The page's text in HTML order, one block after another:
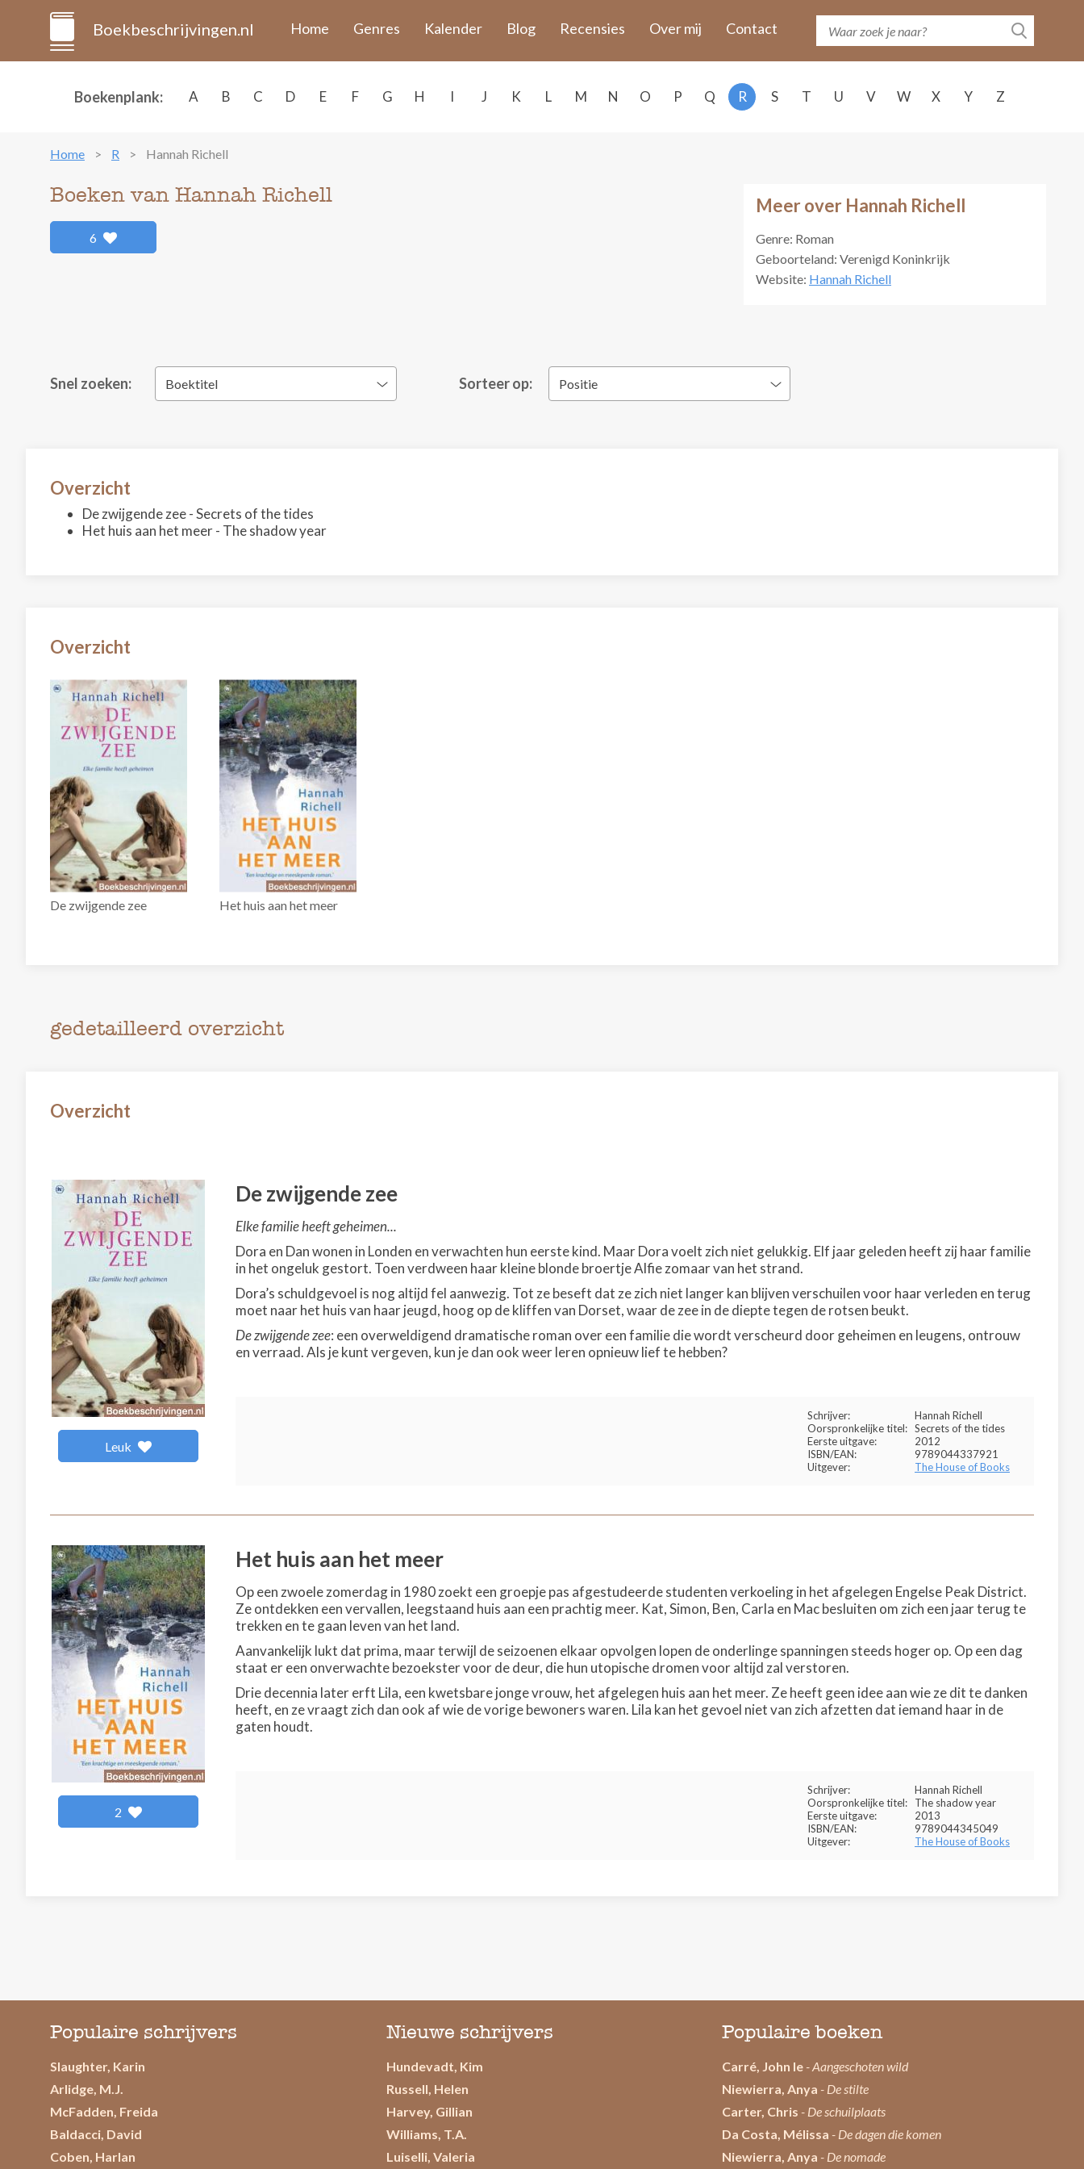
Boekbeschrijvingen.nl Home Genres Kalender Blog Recensies Over mij Contact
Boekenplank: A B C D E F G H I J K L M N O P Q R S T U V W X Y Z
Home R Hannah Richell
Meer over Hannah Richell
Genre: Roman
Geboorteland: Verenigd Koninkrijk
Website: Hannah Richell
Boeken van Hannah Richell
6
Snel zoeken: Boektitel Sorteer op: Positie
Overzicht
De zwijgende zee - Secrets of the tides
Het huis aan het meer - The shadow year
Overzicht
De zwijgende zee Het huis aan het meer
gedetailleerd overzicht
Overzicht
Leuk
De zwijgende zee
Elke familie heeft geheimen...
Dora en Dan wonen in Londen en verwachten hun eerste kind. Maar Dora voelt zich niet gelukkig. Elf jaar geleden heeft zij haar familie
in het ongeluk gestort. Toen verdween haar kleine blonde broertje Alfie zomaar van het strand.
Dora’s schuldgevoel is nog altijd fel aanwezig. Tot ze beseft dat ze zich niet langer kan blijven verschuilen voor haar verleden en terug
moet naar het huis van haar jeugd, hoog op de kliffen van Dorset, waar de zee in de diepte tegen de rotsen beukt.
De zwijgende zee: een overweldigend dramatische roman over een familie die wordt verscheurd door geheimen en leugens, ontrouw
en verraad. Als je kunt vergeven, kun je dan ook weer leren opnieuw lief te hebben?
Schrijver:
Hannah Richell
Oorspronkelijke titel: Secrets of the tides
Eerste uitgave:
2012
ISBN/EAN:
9789044337921
Uitgever:
The House of Books
2
Het huis aan het meer
Op een zwoele zomerdag in 1980 zoekt een groepje pas afgestudeerde studenten verkoeling in het afgelegen Engelse Peak District.
Ze ontdekken een vervallen, leegstaand huis aan een prachtig meer. Kat, Simon, Ben, Carla en Mac besluiten om zich een jaar terug te
trekken en te gaan leven van het land.
Aanvankelijk lukt dat prima, maar terwijl de seizoenen elkaar opvolgen lopen de onderlinge spanningen steeds hoger op. Op een dag
staat er een onverwachte bezoekster voor de deur, die hun utopische dromen voor altijd zal verstoren.
Drie decennia later erft Lila, een kwetsbare jonge vrouw, het afgelegen huis aan het meer. Ze heeft geen idee aan wie ze dit te danken
heeft, en ze vraagt zich dan ook af wie de vorige bewoners waren. Lila kan het gevoel niet van zich afzetten dat iemand haar in de
gaten houdt.
Schrijver:
Hannah Richell
Oorspronkelijke titel:
The shadow year
Eerste uitgave:
2013
ISBN/EAN:
9789044345049
Uitgever:
The House of Books
Populaire schrijvers
Slaughter, Karin
Arlidge, M.J.
McFadden, Freida
Baldacci, David
Coben, Harlan
Nieuwe schrijvers
Hundevadt, Kim
Russell, Helen
Harvey, Gillian
Williams, T.A.
Luiselli, Valeria
Populaire boeken
Carré, John le - Aangeschoten wild
Niewierra, Anya - De stilte
Carter, Chris - De schuilplaats
Da Costa, Mélissa - De dagen die komen
Niewierra, Anya - De nomade